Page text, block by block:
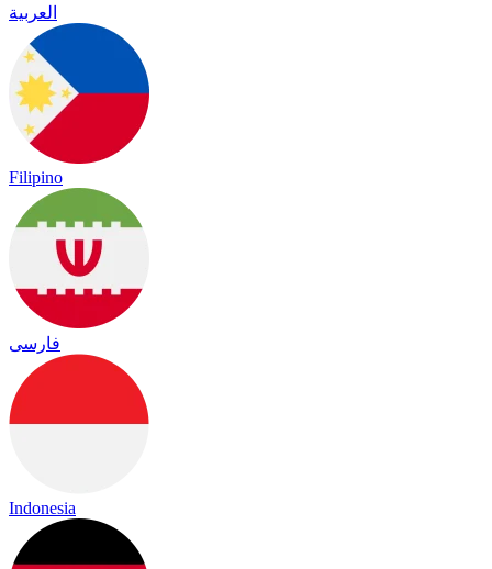
العربية
Filipino
فارسی
Indonesia